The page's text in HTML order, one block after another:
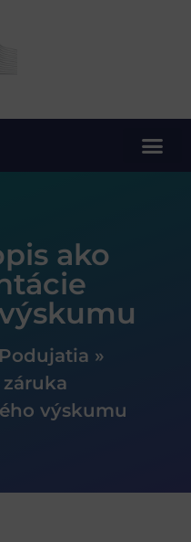
ako
Podujatia »
výskumu